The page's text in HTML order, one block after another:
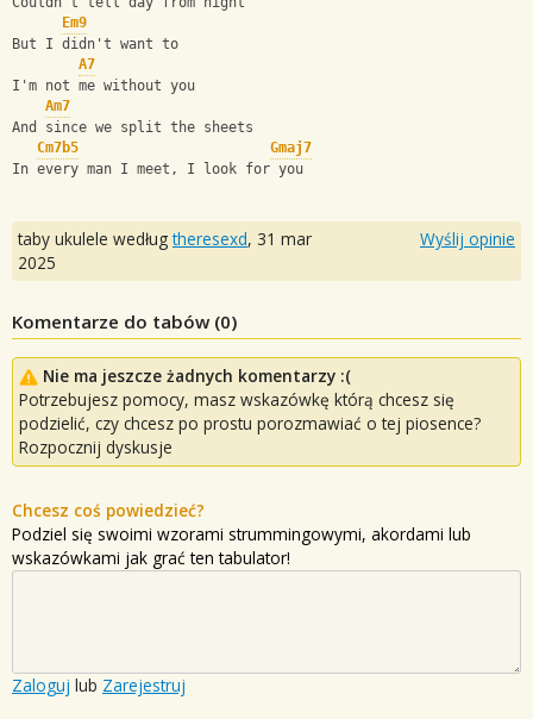
Em9
But I didn't want to
A7
I'm not me without you
Am7
And since we split the sheets
Cm7b5
Gmaj7
In every man I meet, I look for you
taby ukulele wedługtheresexd, 31 mar
2025
Wyślij opinie
Komentarze do tabów (0)
Nie ma jeszcze żadnych komentarzy :(
Potrzebujesz pomocy, masz wskazówkę którą chcesz się
podzielić, czy chcesz po prostu porozmawiać o tej piosence?
Rozpocznij dyskusje
Chcesz coś powiedzieć?
Podziel się swoimi wzorami strummingowymi, akordami lub
wskazówkami jak grać ten tabulator!
Zaloguj lub Zarejestruj